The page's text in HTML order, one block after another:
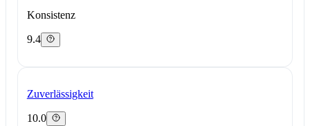
Konsistenz
9.4
Zuverlässigkeit
10.0